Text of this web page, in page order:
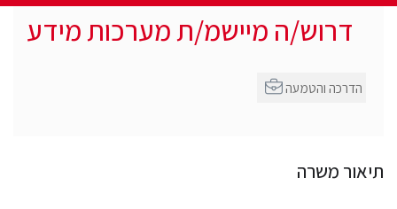
דרוש/ה מיישמ/ת מערכות מידע
תיאור משרה